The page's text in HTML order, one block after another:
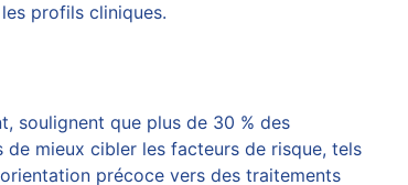
profils cliniques.
soulignent que plus de 30 % des
mieux cibler les facteurs de risque, tels
précoce vers des traitements